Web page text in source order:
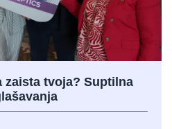
zaista tvoja? Suptilna